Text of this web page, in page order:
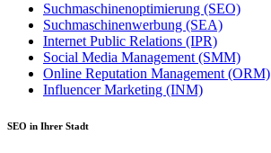
Suchmaschinenoptimierung (SEO)
Suchmaschinenwerbung (SEA)
Internet Public Relations (IPR)
Social Media Management (SMM)
Online Reputation Management (ORM)
Influencer Marketing (INM)
SEO in Ihrer Stadt